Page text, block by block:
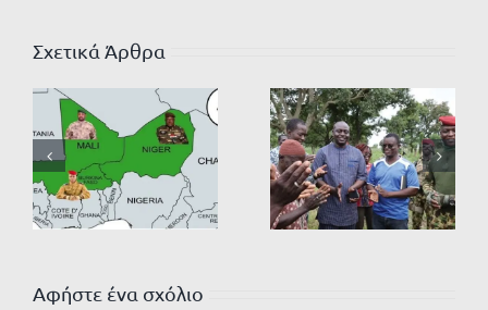
Σχετικά Άρθρα
Αφήστε ένα σχόλιο